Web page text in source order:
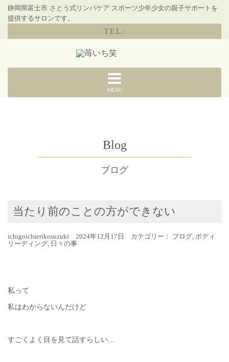
静岡県富士市 さとう式リンパケア スポーツ少年少女の親子サポートを
提供するサロンです。
TEL:
MENU
Blog
ブログ
当たり前のことの方ができない
ichigoichierikosuzuki 2024年12月17日 カテゴリー： ブログ, ボディ
リーディング, 日々の事
私って
私はわからないんだけど
すごくよく目を見て話すらしい…